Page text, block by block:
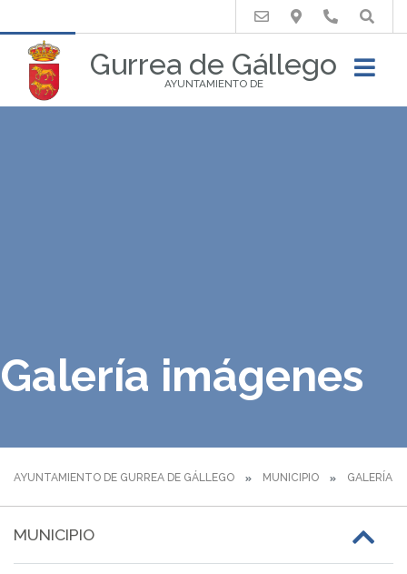
Gurrea de Gállego
AYUNTAMIENTO DE
Buscar
Galería imágenes
AYUNTAMIENTO DE GURREA DE GÁLLEGO MUNICIPIO GALERÍA
MUNICIPIO